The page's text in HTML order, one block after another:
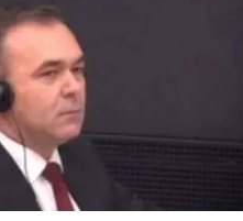
RETRO JAVORE